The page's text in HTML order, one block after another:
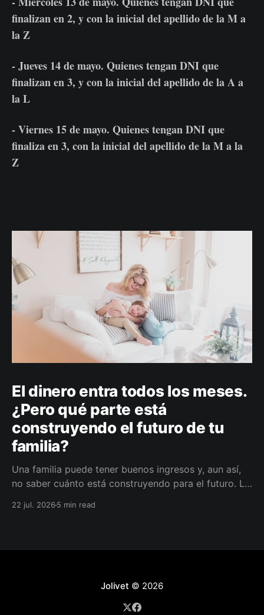
finalizan en 2, y con la inicial del apellido de la M a
la Z
- Jueves 14 de mayo. Quienes tengan DNI que
finalizan en 3, y con la inicial del apellido de la A a
la L
- Viernes 15 de mayo. Quienes tengan DNI que
finaliza en 3, con la inicial del apellido de la M a la
Z
El dinero entra todos los meses.
¿Pero qué parte está
construyendo el futuro de tu
familia?
Una familia puede tener buenos ingresos y, aun así,
no saber cuánto está construyendo para el futuro. La
darle a cada parte del ingreso un propósito, un plazo
22 jul. 20265 min read
Jolivet © 2026